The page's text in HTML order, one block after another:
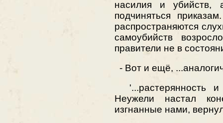
насилия и убийств,
подчиняться
распространяются
самоубийств
правители не в
- Вот и ещё,
'...растерянность
Неужели настал
изгнанные нами,